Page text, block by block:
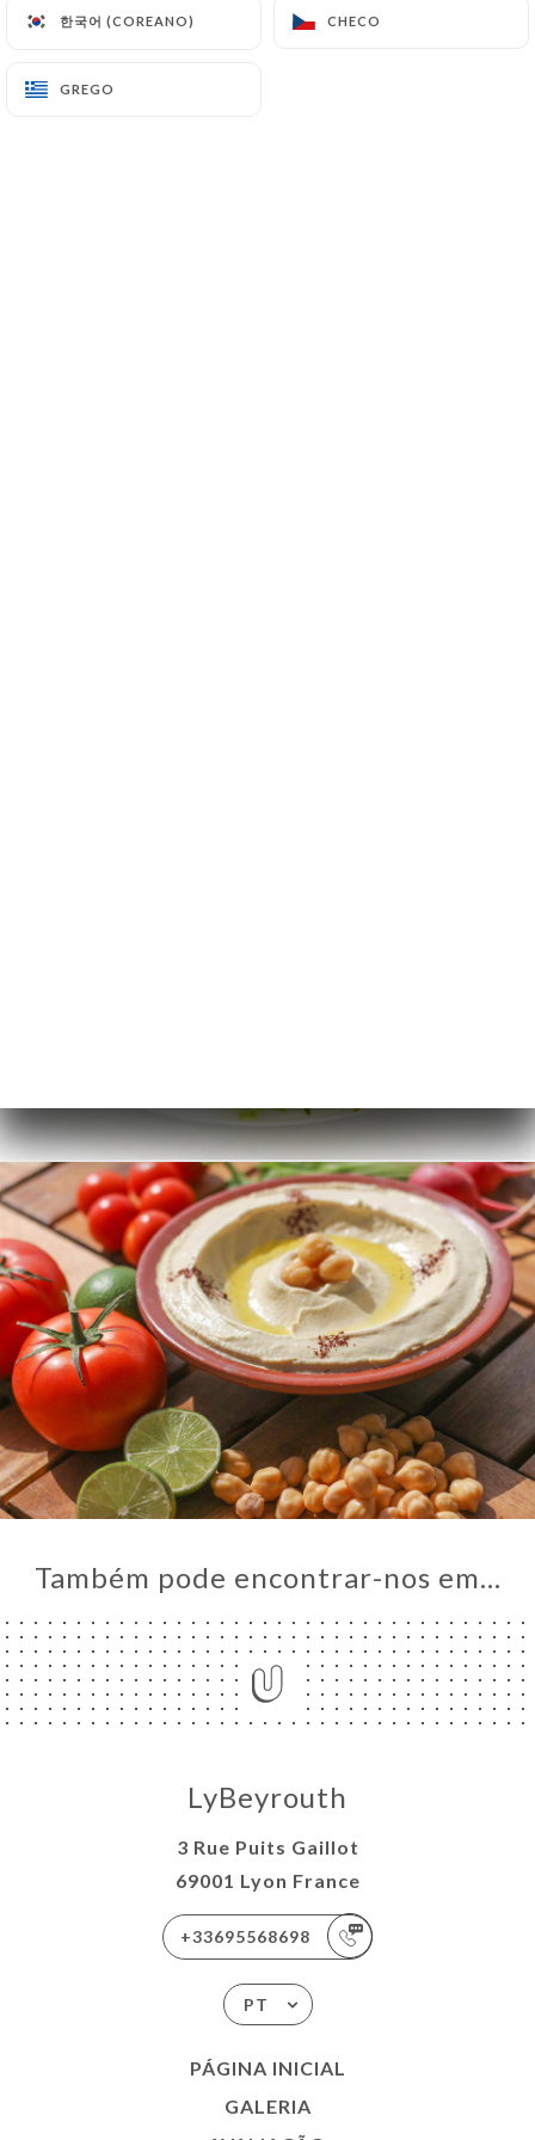
한국어 (COREANO) CHECO
GREGO
Também pode encontrar-nos em…
LyBeyrouth
3 Rue Puits Gaillot
69001 Lyon France
+33695568698
PT
한국어 (COREANO) CHECO
GREGO
PÁGINA INICIAL
GALERIA